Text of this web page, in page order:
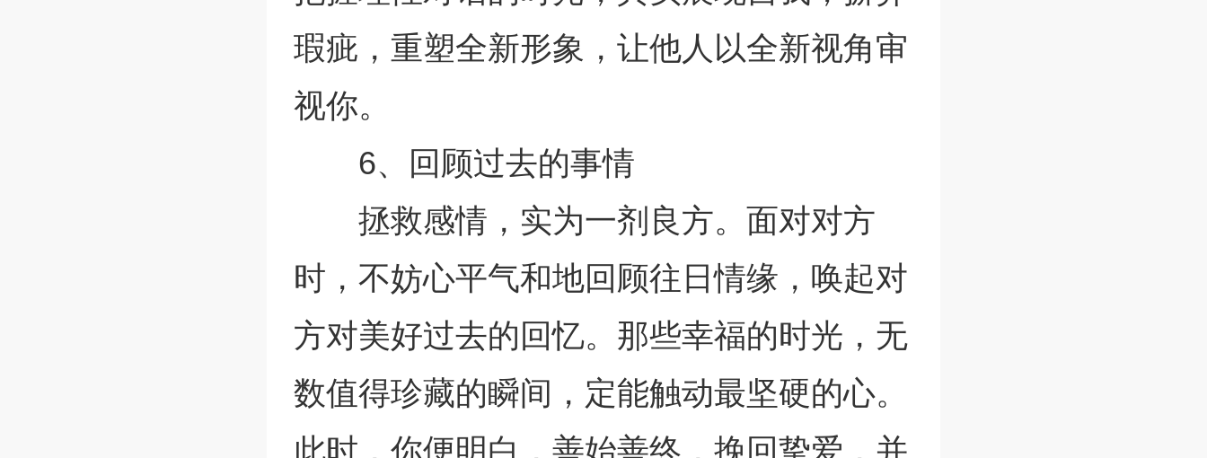
瑕疵，重塑全新形象，让他人以全新视角审
视你。
6、回顾过去的事情
拯救感情，实为一剂良方。面对对方
时，不妨心平气和地回顾往日情缘，唤起对
方对美好过去的回忆。那些幸福的时光，无
数值得珍藏的瞬间，定能触动最坚硬的心。
此时，你便明白，善始善终，挽回挚爱，并